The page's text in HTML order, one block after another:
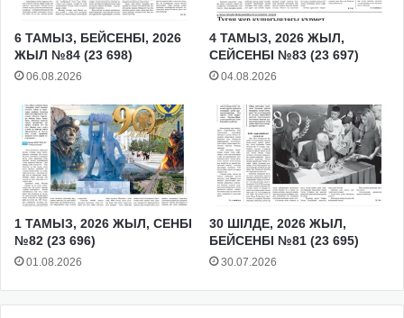
6 ТАМЫЗ, БЕЙСЕНБІ, 2026
ЖЫЛ №84 (23 698)
06.08.2026
4 ТАМЫЗ, 2026 ЖЫЛ,
СЕЙСЕНБІ №83 (23 697)
04.08.2026
1 ТАМЫЗ, 2026 ЖЫЛ, СЕНБІ
№82 (23 696)
01.08.2026
30 ШІЛДЕ, 2026 ЖЫЛ,
БЕЙСЕНБІ №81 (23 695)
30.07.2026